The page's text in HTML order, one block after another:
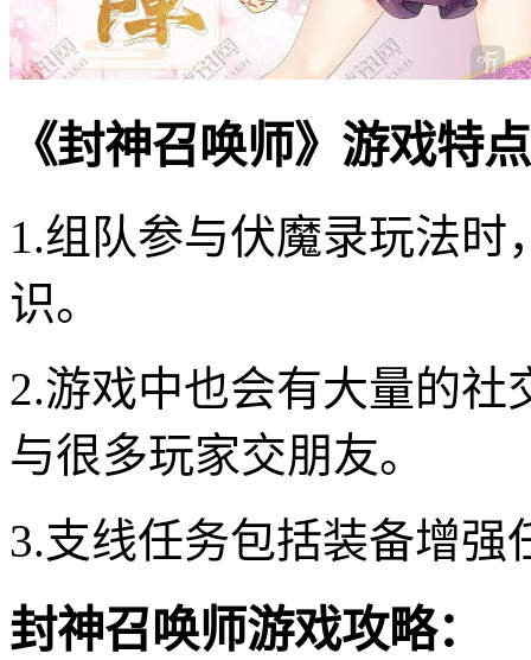
《封神召唤师》游戏特
1.组队参与伏魔录玩法
识。
2.游戏中也会有大量的
与很多玩家交朋友。
3.支线任务包括装备增强
封神召唤师游戏攻略：